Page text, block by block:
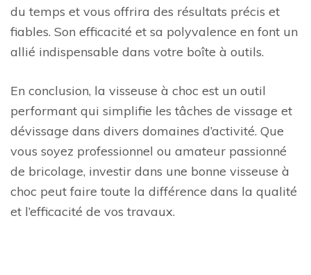
du temps et vous offrira des résultats précis et
fiables. Son efficacité et sa polyvalence en font un
allié indispensable dans votre boîte à outils.
En conclusion, la visseuse à choc est un outil
performant qui simplifie les tâches de vissage et
dévissage dans divers domaines d’activité. Que
vous soyez professionnel ou amateur passionné
de bricolage, investir dans une bonne visseuse à
choc peut faire toute la différence dans la qualité
et l’efficacité de vos travaux.